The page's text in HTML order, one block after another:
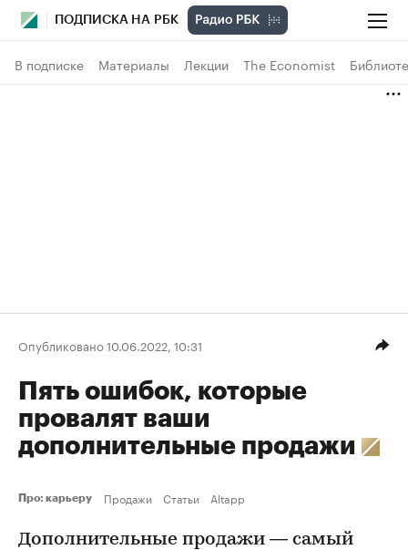
ПОДПИСКА НА РБК
В подписке Материалы Лекции The Economist
Опубликовано 10.06.2022, 10:31
Пять ошибок, которые
провалят ваши
дополнительные продажи
Про: карьеру Продажи Статьи Altapp
Дополнительные продажи — самый